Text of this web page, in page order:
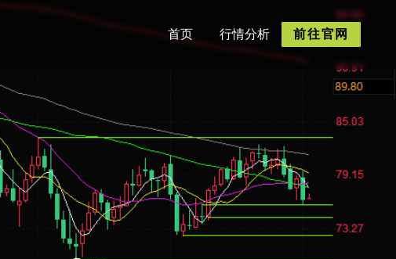
首页 行情分析 前往官网